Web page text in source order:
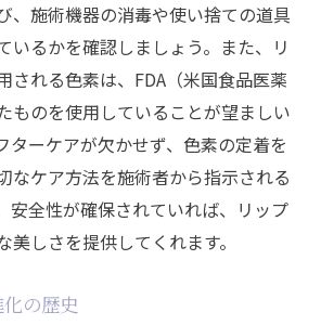
、施術機器の消毒や使い捨ての道具
いるかを確認しましょう。また、リ
される色素は、FDA（米国食品医薬
ものを使用していることが望ましい
ターケアが欠かせず、色素の定着を
なケア方法を施術者から指示される
安全性が確保されていれば、リップ
美しさを提供してくれます。
の歴史